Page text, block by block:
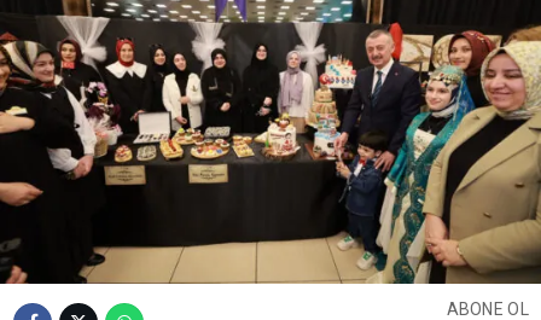
ABONE OL